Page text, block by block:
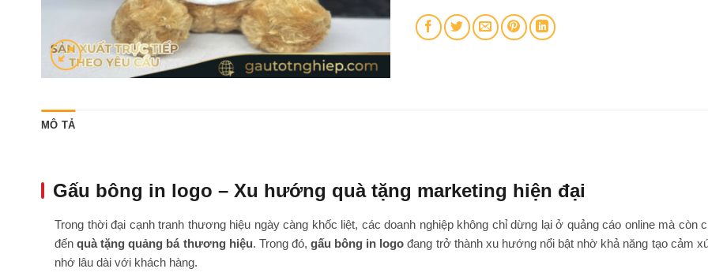
MÔ TẢ
Gấu bông in logo – Xu hướng quà tặng marketing hiện đại
Trong thời đại cạnh tranh thương hiệu ngày càng khốc liệt, các doanh nghiệp không chỉ dừng lại ở quảng cáo online mà còn
đếnquà tặng quảng bá thương hiệu. Trong đó,gấu bông in logo đang trở thành xu hướng nổi bật nhờ khả năng tạo cảm
nhớ lâu dài với khách hàng.